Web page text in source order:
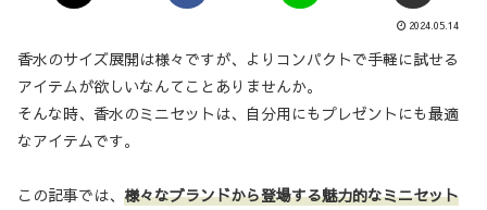
2024.05.14
香水のサイズ展開は様々ですが、よりコンパクトで手軽に試せる
アイテムが欲しいなんてことありませんか。
そんな時、香水のミニセットは、自分用にもプレゼントにも最適
なアイテムです。
この記事では、 様々なブランドから登場する魅力的なミニセット